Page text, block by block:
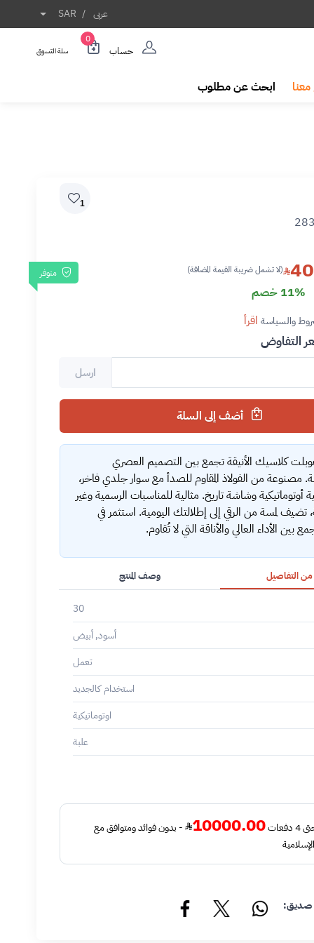
عربى /
SAR
حساب
0
سلة التسوق
معنا ابحث عن مطلوب
1
متوفر (لا تشمل ضريبة القيمة المضافة)
11% خصم
والسياسة اقرأ
التفاوض
ارسل
أضف إلى السلة
كلاسيك الأنيقة تجمع بين التصميم العصري
مصنوعة من الفولاذ المقاوم للصدأ مع سوار جلدي فاخر،
أوتوماتيكية وشاشة تاريخ. مثالية للمناسبات الرسمية وغير
تضيف لمسة من الرقي إلى إطلالتك اليومية. استثمر في
بين الأداء العالي والأناقة التي لا تُقاوم.
من التفاصيل
30
أسود, أبيض
تعمل
استخدام كالجديد
اوتوماتيكية
علبة
وصف المنتج
10000.00 - بدون فوائد ومتوافق مع
صديق: